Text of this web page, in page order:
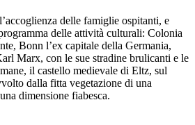
delle famiglie ospitanti, e
delle attività culturali: Colonia
Bonn l’ex capitale della Germania,
Marx, con le sue stradine brulicanti e le
il castello medievale di Eltz, sul
dalla fitta vegetazione di una
dimensione fiabesca.